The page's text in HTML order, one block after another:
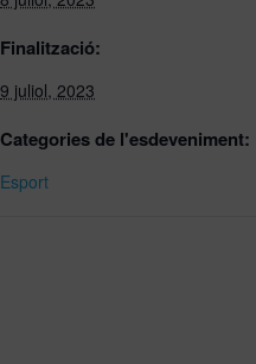
Finalització:
9 juliol, 2023
Categories de l'esdeveniment:
Esport